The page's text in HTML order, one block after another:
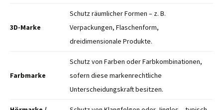
3D-Marke
Schutz räumlicher Formen – z. B.
Verpackungen, Flaschenform,
dreidimensionale Produkte.
Farbmarke
Schutz von Farben oder Farbkombinationen,
sofern diese markenrechtliche
Unterscheidungskraft besitzen.